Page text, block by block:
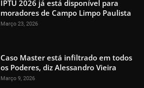
IPTU 2026 já está disponível para
moradores de Campo Limpo Paulista
Março 23, 2026
Caso Master está infiltrado em todos
os Poderes, diz Alessandro Vieira
Março 9, 2026